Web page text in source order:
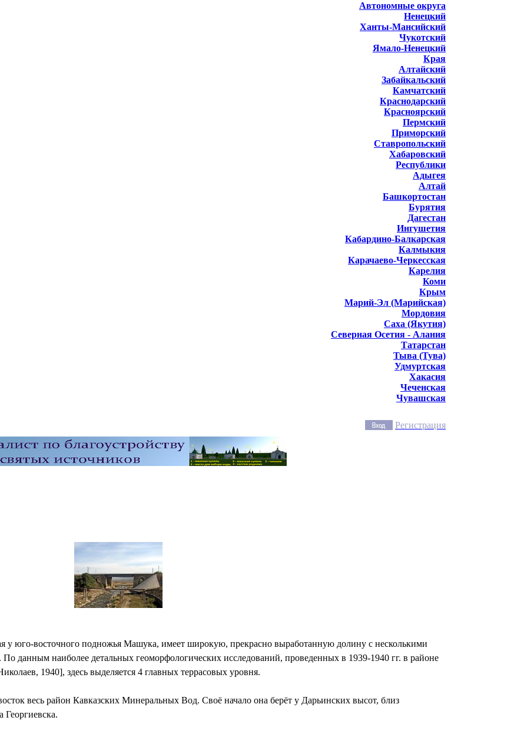
Автономные округа
Ненецкий
Ханты-Мансийский
Чукотский
Ямало-Ненецкий
Края
Алтайский
Забайкальский
Камчатский
Краснодарский
Красноярский
Пермский
Приморский
Ставропольский
Хабаровский
Республики
Адыгея
Алтай
Башкортостан
Бурятия
Дагестан
Ингушетия
Кабардино-Балкарская
Калмыкия
Карачаево-Черкесская
Карелия
Коми
Крым
Марий-Эл (Марийская)
Мордовия
Саха (Якутия)
Северная Осетия - Алания
Татарстан
Тыва (Тува)
Удмуртская
Хакасия
Чеченская
Чувашская
Регистрация
юго-восточного подножья Машука, имеет широкую, прекрасно выработанную долину с несколькими
данным наиболее детальных геоморфологических исследований, проведенных в 1939-1940 гг. в районе
1940], здесь выделяется 4 главных террасовых уровня.
весь район Кавказских Минеральных Вод. Своё начало она берёт у Дарьинских высот, близ
Георгиевска.